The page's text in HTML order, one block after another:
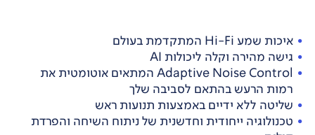
איכות שמע Hi-Fi המתקדמת בעולם
גישה מהירה וקלה ליכולות AI
Adaptive Noise Control המתאים אוטומטית את
רמות הרעש בהתאם לסביבה שלך
שליטה ללא ידיים באמצעות תנועות ראש
טכנולוגיה ייחודית וחדשנית של ניתוח השיחה והפרדת